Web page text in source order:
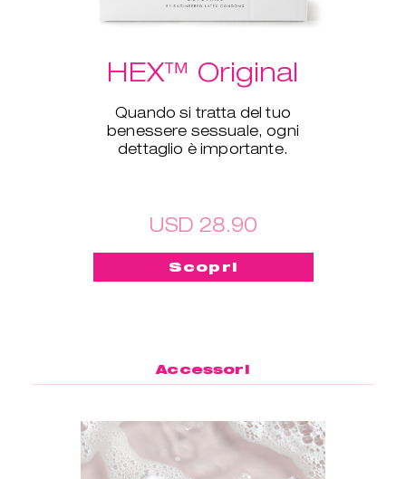
HEX™ Original
Quando si tratta del tuo
benessere sessuale, ogni
dettaglio è importante.
USD 28.90
Scopri
Accessori